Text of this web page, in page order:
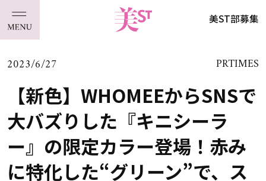
美ST部募集
2023/6/27 PRTIMES
【新色】WHOMEEからSNSで
大バズりした『キニシーラ
ー』の限定カラー登場！赤み
に特化した“グリーン”で、ス